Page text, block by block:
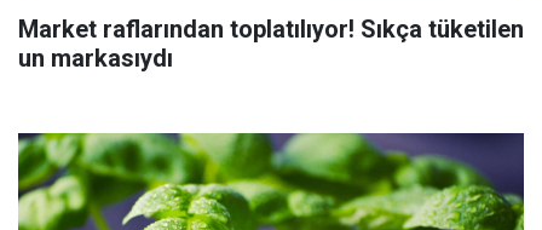
Market raflarından toplatılıyor! Sıkça tüketilen
un markasıydı